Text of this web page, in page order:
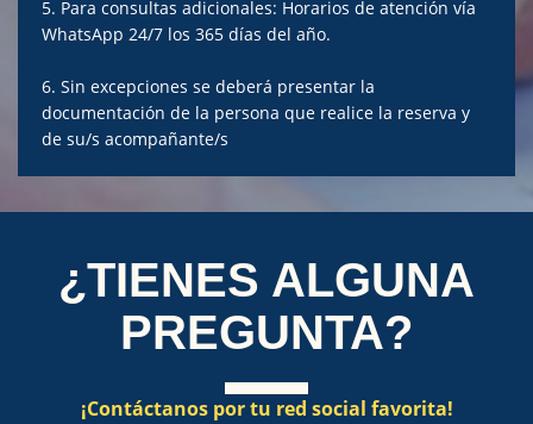
5. Para consultas adicionales: Horarios de atención vía
WhatsApp 24/7 los 365 días del año.
6. Sin excepciones se deberá presentar la
documentación de la persona que realice la reserva y
de su/s acompañante/s
¿TIENES ALGUNA
PREGUNTA?
¡Contáctanos por tu red social favorita!